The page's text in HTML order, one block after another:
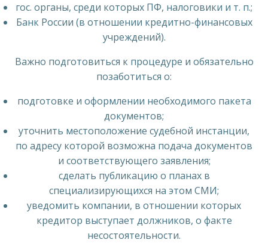
гос. органы, среди которых ПФ, налоговики и т. п.;
Банк России (в отношении кредитно-финансовых
учреждений).
Важно подготовиться к процедуре и обязательно
позаботиться о:
подготовке и оформлении необходимого пакета
документов;
уточнить местоположение судебной инстанции,
по адресу которой возможна подача документов
и соответствующего заявления;
сделать публикацию о планах в
специализирующихся на этом СМИ;
уведомить компании, в отношении которых
кредитор выступает должников, о факте
несостоятельности.